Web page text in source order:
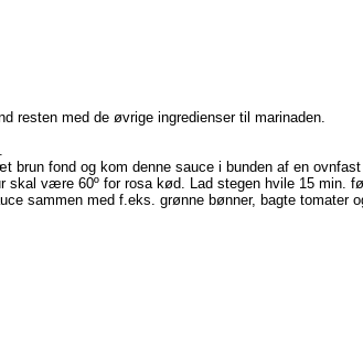
resten med de øvrige ingredienser til marinaden.
brun fond og kom denne sauce i bunden af en
skal være 60º for rosa kød. Lad stegen hvile 15 min.
sammen med f.eks. grønne bønner, bagte tomater